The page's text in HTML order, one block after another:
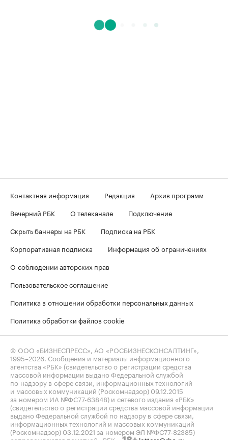
Контактная информация Редакция
Архив программ
Вечерний РБК
О телеканале
Подключение
Скрыть баннеры на РБК
Подписка на РБК
Корпоративная подписка
Информация об ограничениях
О соблюдении авторских прав
Пользовательское соглашение
Политика в отношении обработки персональных данных
Политика обработки файлов cookie
© ООО «БИЗНЕСПРЕСС», АО «РОСБИЗНЕСКОНСАЛТИНГ»,
1995–2026 . Сообщения и материалы информационного
агентства «РБК» (свидетельство о регистрации средства
массовой информации выдано Федеральной службой
по надзору в сфере связи, информационных технологий
и массовых коммуникаций (Роскомнадзор) 09.12.2015
за номером ИА №ФС77-63848) и сетевого издания «РБК»
(свидетельство о регистрации средства массовой информации
выдано Федеральной службой по надзору в сфере связи,
информационных технологий и массовых коммуникаций
(Роскомнадзор) 03.12.2021 за номером ЭЛ №ФС77-82385)